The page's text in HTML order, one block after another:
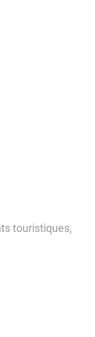
touristiques,